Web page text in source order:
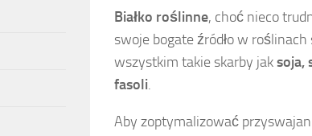
Białko roślinne, choć nieco
swoje bogate źródło w
wszystkim takie skarby jaksoja,
fasoli.
Aby zoptymalizować